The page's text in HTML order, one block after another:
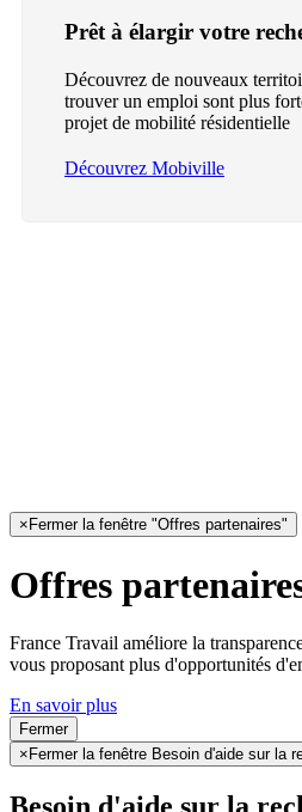
Prêt à élargir votre
Découvrez de nouveaux
trouver un emploi sont plus
projet de mobilité résidentielle
Découvrez Mobiville
× Fermer la fenêtre "Offres partenaires"
Offres
France Travail améliore la
vous proposant plus d'opportunités
En savoir plus
Fermer
× Fermer la fenêtre Besoin d'aide sur la